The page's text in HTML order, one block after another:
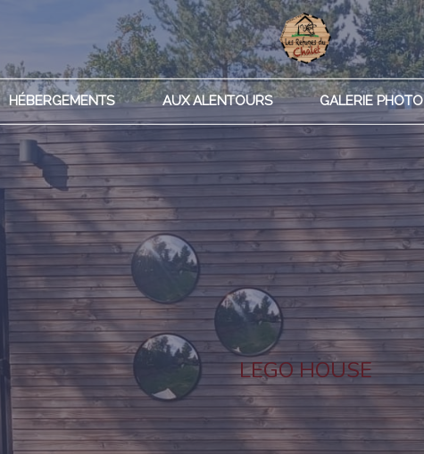
HÉBERGEMENTS AUX ALENTOURS GALERIE PHOTO
LEGO HOUSE